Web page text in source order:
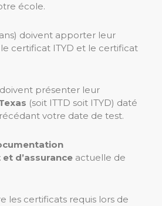
école.
doivent apporter leur
certificat ITYD et le certificat
présenter leur
(soit ITTD soit ITYD) daté
votre date de test.
d’assurance actuelle de
les certificats requis lors de